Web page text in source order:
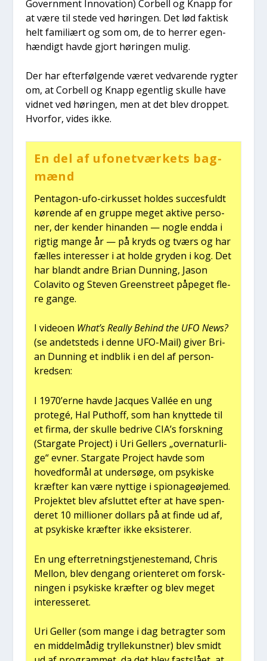
Gover­n­ment Innova­tion) Cor­bell og Knapp for
at være til ste­de ved hørin­gen. Det lød fak­tisk
helt fami­liært og som om, de to her­rer egen­
hæn­digt hav­de gjort hørin­gen mulig.
Der har efter­føl­gen­de været ved­va­ren­de ryg­ter
om, at Cor­bell og Knapp egent­lig skul­le have
vid­net ved hørin­gen, men at det blev drop­pet.
Hvor­for, vides ikke.
En del af ufo­net­vær­kets bag­
mænd
Pen­ta­gon-ufo-cir­kus­set hol­des suc­ces­fuldt
køren­de af en grup­pe meget akti­ve per­so­
ner, der ken­der hin­an­den — nog­le end­da i
rig­tig man­ge år — på kryds og tværs og har
fæl­les inter­es­ser i at hol­de gry­den i kog. Det
har blandt andre Bri­an Dun­ning, Jason
Colavi­to og Ste­ven Gre­en­stre­et påpe­get fle­
re gan­ge.
I video­en What’s Real­ly Behind the UFO News?
(se andet­steds i den­ne UFO-Mail) giver Bri­
an Dun­ning et ind­blik i en del af per­son­
kred­sen:
I 1970’erne hav­de Jacques Val­lée en ung
pro­tegé, Hal Put­hoff, som han knyt­te­de til
et fir­ma, der skul­le bedri­ve CIA’s forsk­ning
(Star­ga­te Pro­ject) i Uri Gel­lers „over­na­tur­li­
ge“ evner. Star­ga­te Pro­ject hav­de som
hoved­for­mål at under­sø­ge, om psy­ki­ske
kræf­ter kan være nyt­ti­ge i spio­na­geø­je­med.
Pro­jek­tet blev afslut­tet efter at have spen­
de­ret 10 mil­li­o­ner dol­lars på at fin­de ud af,
at psy­ki­ske kræf­ter ikke eksi­ste­rer.
En ung efter­ret­ning­s­tje­ne­ste­mand, Chris
Mel­lon, blev den­gang ori­en­te­ret om forsk­
nin­gen i psy­ki­ske kræf­ter og blev meget
inter­es­se­ret.
Uri Gel­ler (som man­ge i dag betrag­ter som
en mid­del­må­dig tryl­le­kunst­ner) blev smidt